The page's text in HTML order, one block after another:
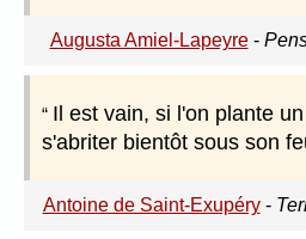
Augusta Amiel-Lapeyre-
Il est vain, si l'on plante
s'abriter bientôt sous son
Antoine de Saint-Exupéry-